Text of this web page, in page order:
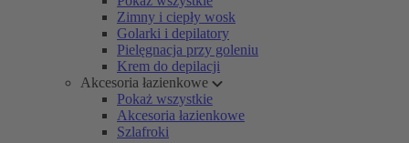
Zimny i ciepły wosk
Golarki i depilatory
Pielęgnacja przy goleniu
Krem do depilacji
Akcesoria łazienkowe
Pokaż wszystkie
Akcesoria łazienkowe
Szlafroki